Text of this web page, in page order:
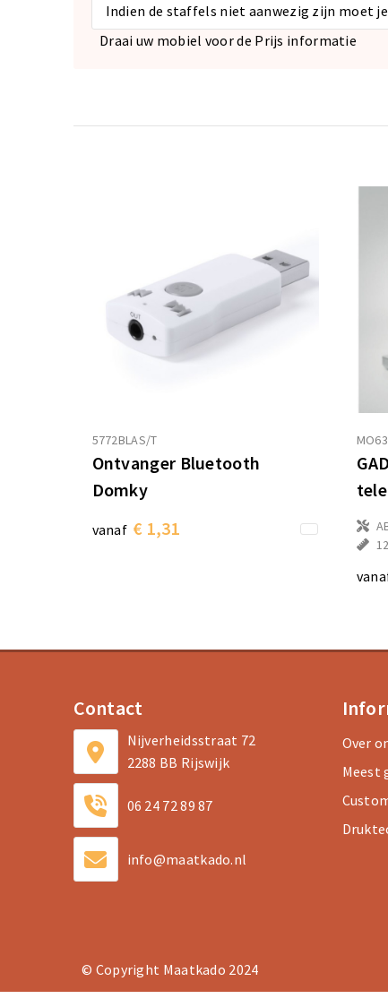
Indien de staffels niet aanwezig zijn moet
Draai uw mobiel voor de Prijs informatie
5772BLAS/T
Ontvanger Bluetooth
Domky
vanaf € 1,31
Contact
Nijverheidsstraat 72
2288 BB Rijswijk
06 24 72 89 87
info@maatkado.nl
Over
Meest
© Copyright Maatkado 2024